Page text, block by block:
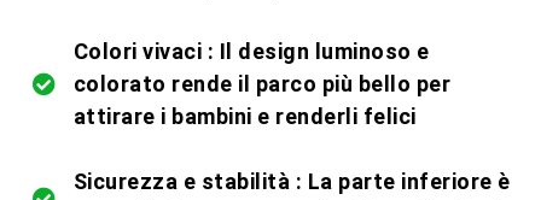
Colori vivaci : Il design luminoso e
colorato rende il parco più bello per
attirare i bambini e renderli felici
Sicurezza e stabilità : La parte inferiore è